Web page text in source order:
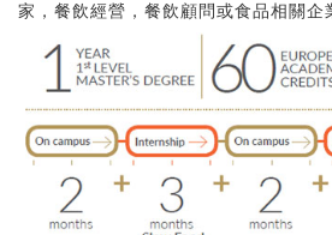
家，餐飲經營，餐飲顧問或食品相關企